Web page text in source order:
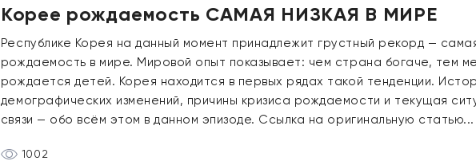
Корее рождаемость САМАЯ НИЗКАЯ В МИРЕ
Республике Корея на данный момент принадлежит грустный рекорд —
рождаемость в мире. Мировой опыт показывает: чем страна богаче, тем
рождается детей. Корея находится в первых рядах такой тенденции.
демографических изменений, причины кризиса рождаемости и текущая
связи — обо всём этом в данном эпизоде. Ссылка на оригинальную статью...
1002